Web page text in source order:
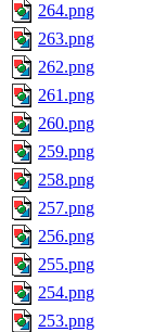
264.png
263.png
262.png
261.png
260.png
259.png
258.png
257.png
256.png
255.png
254.png
253.png